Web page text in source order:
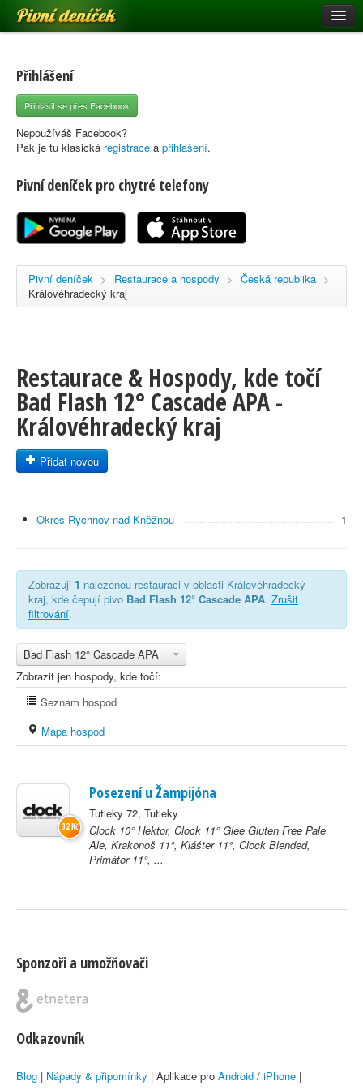
Pivní deníček
Pivní mapa
Pivní značky
Nápověda
Registrace
Přihlášení
Přihlásit se přes Facebook
Nepoužíváš Facebook?
Pak je tu klasická registrace a přihlašení.
Pivní deníček pro chytré telefony
Pivní deníček > Restaurace a hospody > Česká republika >
Královéhradecký kraj
Restaurace & Hospody, kde točí
Bad Flash 12° Cascade APA -
Královéhradecký kraj
Přidat novou
Okres Rychnov nad Kněžnou 1
Zobrazuji 1 nalezenou restauraci v oblasti Královéhradecký
kraj, kde čepují pivo Bad Flash 12° Cascade APA. Zrušit
filtrování.
Bad Flash 12° Cascade APA
Zobrazit jen hospody, kde točí:
Seznam hospod
Mapa hospod
Posezení u Žampijóna
Tutleky 72, Tutleky
Clock 10° Hektor, Clock 11° Glee Gluten Free Pale
Ale, Krakonoš 11°, Klášter 11°, Clock Blended,
Primátor 11°, ...
32 Kč
Sponzoři a umožňovači
Odkazovník
Blog | Nápady & připomínky | Aplikace pro Android / iPhone |